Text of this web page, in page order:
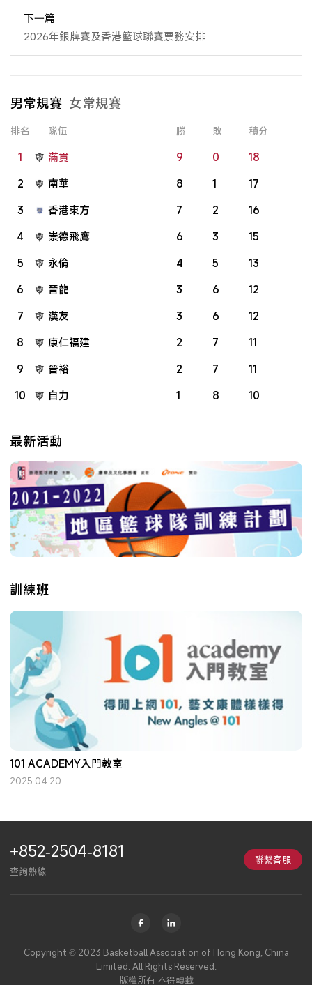
下一篇
2026年銀牌賽及香港籃球聯賽票務安排
男常規賽 女常規賽
排名 隊伍 勝 敗 積分
1 滿貫 9 0
18
2
南華 8 1
17
3
香港東方 7 2
16
4
崇德飛鷹 6 3
15
5
永倫 4 5
13
6
晉龍 3 6
12
7
漢友 3 6
12
8
康仁福建 2 7
11
9
晉裕 2 7
11
10
自力 1 8 10
最新活動
訓練班
101 ACADEMY入門教室
2025.04.20
+852-2504-8181
查詢熱線
聯繫客服
Copyright © 2023 Basketball Association of Hong Kong, China
Limited. All Rights Reserved.
版權所有 不得轉載